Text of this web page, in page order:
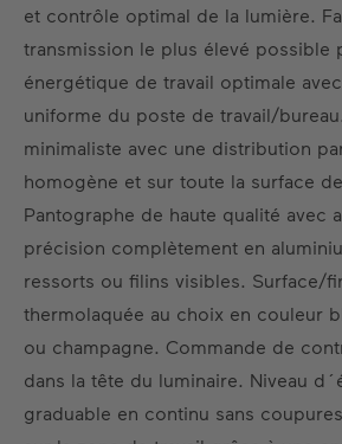
FR DE EN ES
et contrôle optimal de la lumière.
transmission le plus élevé possible
énergétique de travail optimale
uniforme du poste de travail/
minimaliste avec une distribution
homogène et sur toute la surface
Pantographe de haute qualité avec
précision complètement en
ressorts ou filins visibles. Surface/
thermolaquée au choix en couleur
ou champagne. Commande de
dans la tête du luminaire. Niveau
graduable en continu sans